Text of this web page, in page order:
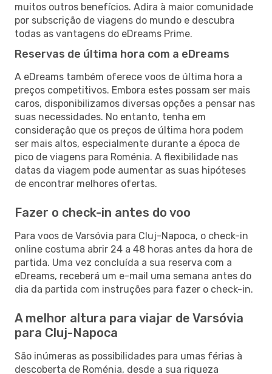
muitos outros benefícios. Adira à maior comunidade
por subscrição de viagens do mundo e descubra
todas as vantagens do eDreams Prime.
Reservas de última hora com a eDreams
A eDreams também oferece voos de última hora a
preços competitivos. Embora estes possam ser mais
caros, disponibilizamos diversas opções a pensar nas
suas necessidades. No entanto, tenha em
consideração que os preços de última hora podem
ser mais altos, especialmente durante a época de
pico de viagens para Roménia. A flexibilidade nas
datas da viagem pode aumentar as suas hipóteses
de encontrar melhores ofertas.
Fazer o check-in antes do voo
Para voos de Varsóvia para Cluj-Napoca, o check-in
online costuma abrir 24 a 48 horas antes da hora de
partida. Uma vez concluída a sua reserva com a
eDreams, receberá um e-mail uma semana antes do
dia da partida com instruções para fazer o check-in.
A melhor altura para viajar de Varsóvia
para Cluj-Napoca
São inúmeras as possibilidades para umas férias à
descoberta de Roménia, desde a sua riqueza